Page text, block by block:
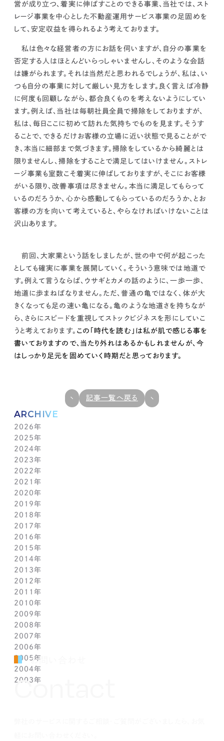
ARCHIVE
2026年
7月(1)
6月(1)
5月(1)
4月(1)
3月(1)
2月(1)
1月(1)
2025年
12月(1)
11月(1)
10月(1)
9月(1)
8月(1)
7月(1)
6月(1)
5月(1)
4月(1)
3月(1)
2月(1)
1月(2)
2024年
11月(1)
10月(1)
9月(1)
8月(1)
7月(1)
6月(1)
5月(1)
4月(1)
3月(1)
2月(1)
1月(2)
2023年
11月(1)
10月(1)
9月(1)
8月(1)
7月(1)
6月(1)
5月(1)
4月(1)
3月(1)
2月(1)
1月(2)
2022年
11月(1)
10月(1)
9月(1)
8月(1)
7月(1)
6月(1)
5月(1)
4月(1)
3月(2)
1月(2)
2021年
11月(1)
10月(1)
9月(1)
8月(1)
7月(1)
6月(1)
5月(1)
4月(1)
3月(1)
2月(1)
1月(2)
2020年
11月(2)
9月(2)
7月(1)
6月(2)
5月(2)
4月(3)
3月(2)
2月(1)
2019年
12月(2)
10月(1)
9月(2)
7月(1)
6月(2)
4月(1)
3月(1)
2月(1)
1月(1)
2018年
12月(1)
11月(1)
10月(1)
9月(2)
8月(1)
7月(1)
5月(1)
4月(1)
3月(1)
2月(1)
1月(1)
2017年
12月(1)
11月(1)
10月(1)
9月(1)
8月(1)
7月(1)
6月(1)
5月(1)
4月(1)
3月(1)
2月(1)
1月(1)
2016年
12月(1)
11月(1)
10月(1)
9月(1)
8月(1)
7月(1)
6月(1)
5月(1)
4月(1)
3月(1)
2月(1)
1月(1)
2015年
12月(1)
11月(1)
10月(1)
9月(1)
8月(1)
7月(1)
6月(1)
5月(1)
4月(1)
3月(1)
2月(1)
1月(1)
2014年
12月(1)
11月(1)
10月(1)
9月(1)
8月(1)
7月(1)
6月(1)
5月(1)
4月(1)
3月(1)
2月(1)
2013年
12月(1)
11月(1)
10月(1)
9月(1)
8月(1)
7月(1)
6月(1)
5月(1)
4月(1)
3月(1)
2012年
12月(1)
11月(1)
10月(1)
9月(1)
8月(1)
7月(1)
6月(1)
5月(1)
4月(1)
2011年
12月(1)
11月(1)
10月(1)
9月(1)
8月(1)
7月(1)
6月(1)
5月(1)
2010年
12月(1)
11月(1)
10月(1)
9月(1)
8月(1)
7月(1)
6月(1)
2009年
12月(1)
11月(1)
10月(1)
9月(1)
8月(1)
7月(1)
2008年
12月(1)
11月(1)
10月(1)
9月(1)
8月(1)
2007年
12月(1)
11月(1)
10月(1)
9月(1)
2006年
12月(1)
11月(1)
10月(1)
2005年
12月(1)
11月(1)
2004年
12月(1)
2003年
営が成り立つ、着実に伸ばすことのできる事業、当社では、スト
レージ事業を中心とした不動産運用サービス事業の足固めを
して、安定収益を得られるよう考えております。
私は色々な経営者の方にお話を伺いますが、 自分の事業を
否定する人はほとんどいらっしゃいませんし、そのような会話
は嫌がられます。 それは当然だと思われるでしょうが、私は、い
つも自分の事業に対して厳しい見方をします。良く言えば冷静
に何度も回顧しながら、都合良くものを考えないようにしてい
ます。 例えば、当社は毎朝社員全員で掃除をしておりますが、
私は、毎日ここに初めて訪れた気持ちでものを見ます。 そうす
ることで、できるだけお客様の立場に近い状態で見ることがで
き、本当に細部まで気づきます。掃除をしているから綺麗とは
限りませんし、掃除をすることで満足してはいけません。ストレ
ージ事業も室数こそ着実に伸ばしておりますが、そこにお客様
がいる限り、改善事項は尽きません。本当に満足してもらって
いるのだろうか、心から感動してもらっているのだろうか、とお
客様の方を向いて考えていると、やらなければいけないことは
沢山あります。
前回、大家業という話をしましたが、世の中で何が起こった
としても確実に事業を展開していく。 そういう意味では地道で
す。例えて言うならば、ウサギとカメの話のように、一歩一歩、
地道に歩まねばなりません。ただ、普通の亀ではなく、体が大
きくなっても足の速い亀になる。亀のような地道さを持ちなが
ら、さらにスピードを重視してストックビジネスを形にしていこ
うと考えております。 この「時代を読む」は私が肌で感じる事を
書いておりますので、当たり外れはあるかもしれませんが、 今
はしっかり足元を固めていく時期だと思っております。
記事一覧へ戻る
お問い合わせ
Contact